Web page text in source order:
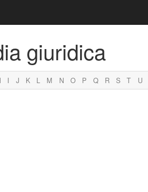
giuridica
I J K L M N O P Q R S T U